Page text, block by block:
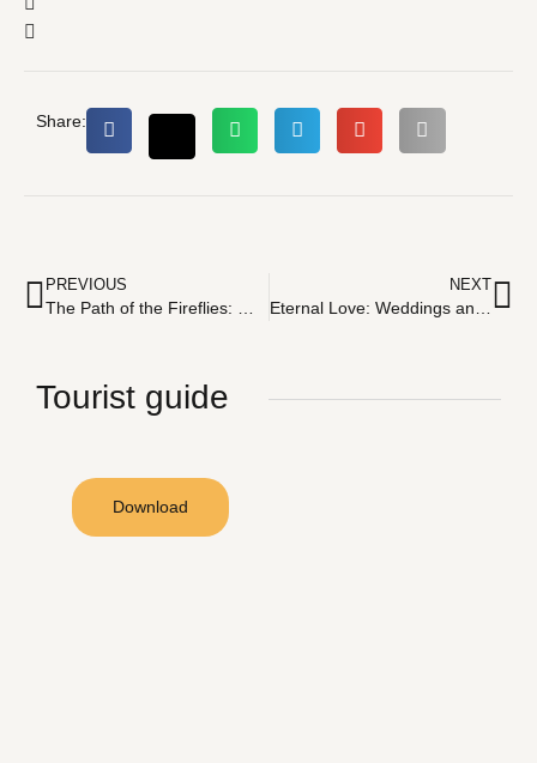
Share:
PREVIOUS
The Path of the Fireflies: Magical Nights at Cenote Zazil Tunich
NEXT
Eternal Love: Weddings and Engagements in Zazil Tunich
Tourist guide
Download